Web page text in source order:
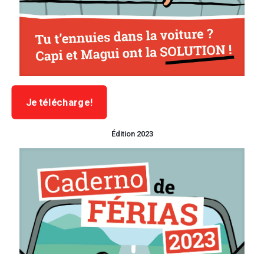
Je télécharge!
Édition 2023